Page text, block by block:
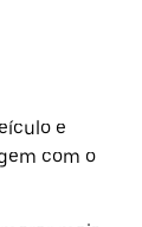
e
com o